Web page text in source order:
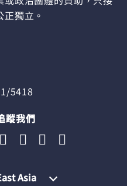
獨立。
5418
蹤我們
Asia